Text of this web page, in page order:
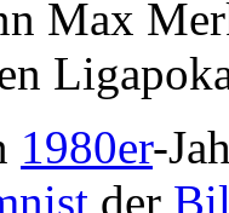
Max
1980er-
der